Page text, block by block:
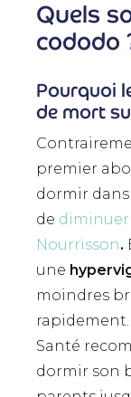
Quels
cododo
Pourquoi
de mort
premier
dormir
de diminuer
Nourrisson.
une
moindres
Santé
dormir son